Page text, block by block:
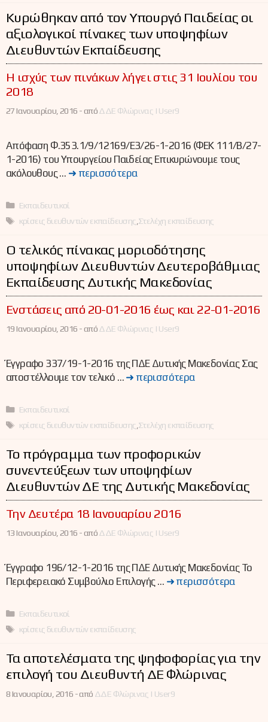
Κυρώθηκαν από τον Υπουργό Παιδείας οι
αξιολογικοί πίνακες των υποψηφίων
Διευθυντών Εκπαίδευσης
Η ισχύς των πινάκων λήγει στις 31 Ιουλίου του
2018
27 Ιανουαρίου, 2016 -απόΔΔΕ Φλώρινας | User9
Απόφαση Φ.353.1/9/12169/Ε3/26-1-2016 (ΦΕΚ 111/Β/27-
1-2016) του Υπουργείου Παιδείας Επικυρώνουμε τους
ακόλουθους … ➜ περισσότερα
Κατηγορίες
Εκπαιδευτικοί
Ετικέτες
κρίσεις διευθυντών εκπαίδευσης Στελέχη εκπαίδευσης
Ο τελικός πίνακας μοριοδότησης
υποψηφίων Διευθυντών Δευτεροβάθμιας
Εκπαίδευσης Δυτικής Μακεδονίας
Ενστάσεις από 20-01-2016 έως και 22-01-2016
19 Ιανουαρίου, 2016 -απόΔΔΕ Φλώρινας | User9
Έγγραφο 337/19-1-2016 της ΠΔΕ Δυτικής Μακεδονίας Σας
αποστέλλουμε τον τελικό … ➜ περισσότερα
Κατηγορίες
Εκπαιδευτικοί
Ετικέτες
κρίσεις διευθυντών εκπαίδευσης Στελέχη εκπαίδευσης
Το πρόγραμμα των προφορικών
συνεντεύξεων των υποψηφίων
Διευθυντών ΔΕ της Δυτικής Μακεδονίας
Την Δευτέρα 18 Ιανουαρίου 2016
13 Ιανουαρίου, 2016 -απόΔΔΕ Φλώρινας | User9
Έγγραφο 196/12-1-2016 της ΠΔΕ Δυτικής Μακεδονίας Το
Περιφερειακό Συμβούλιο Επιλογής … ➜ περισσότερα
Κατηγορίες
Εκπαιδευτικοί
Ετικέτες
κρίσεις διευθυντών εκπαίδευσης
Τα αποτελέσματα της ψηφοφορίας για την
επιλογή του Διευθυντή ΔΕ Φλώρινας
8 Ιανουαρίου, 2016 -από ΔΔΕ Φλώρινας | User9